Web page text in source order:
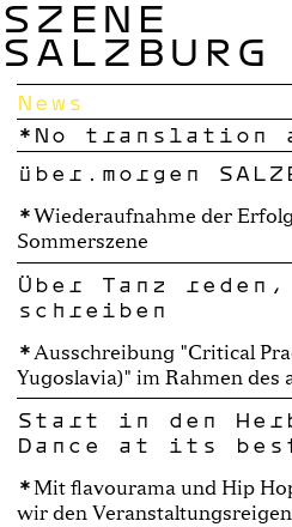
SZENE
SALZBURG
News
No translation
über.morgen
Wiederaufnahme der
Sommerszene
Über Tanz
schreiben
Ausschreibung "Critical
Yugoslavia)" im Rahmen des
Start in den
Dance at its
Mit flavourama und Hip
wir den